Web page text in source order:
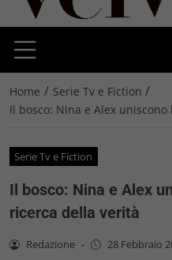
Home / Serie Tv e Fiction /
Il bosco: Nina e Alex
Serie Tv e Fiction
Il bosco: Nina e Alex
ricerca della verità
Redazione - 28 Febbraio